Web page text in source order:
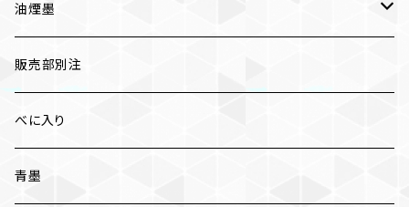
油煙墨
漆墨
紅花墨 各種
三ツ星
かな用
販売部別注
べに入り
青墨